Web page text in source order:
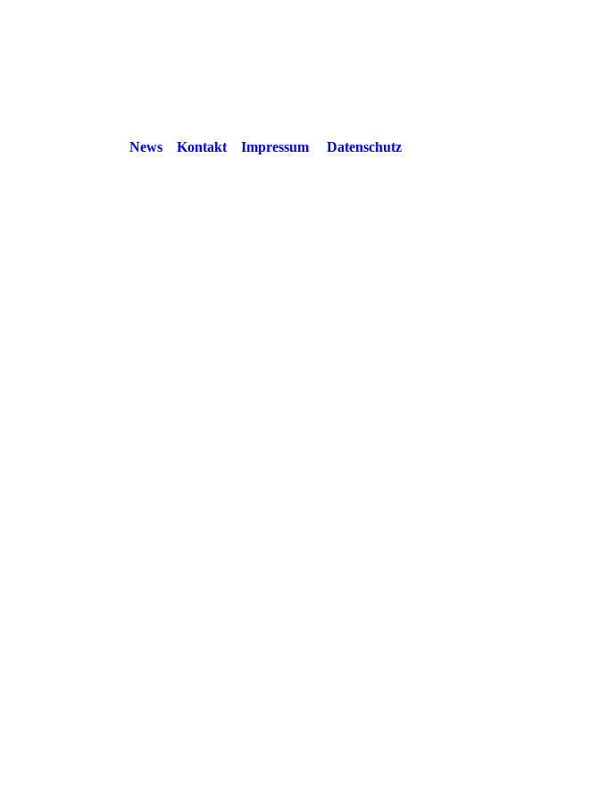
News Kontakt Impressum Datenschutz